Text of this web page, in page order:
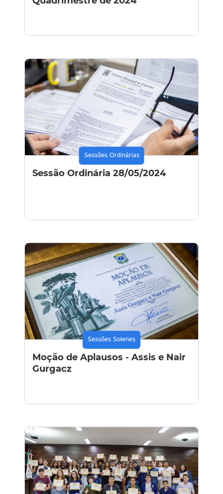
Sessões Ordinárias
Sessão Ordinária 28/05/2024
Sessões Solenes
Moção de Aplausos - Assis e Nair
Gurgacz